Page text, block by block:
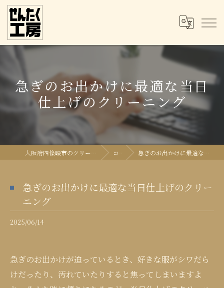
急ぎのお出かけに最適な当日
仕上げのクリーニング
大阪府四條畷市のクリーニングならせんたく工房 コラム 急ぎのお出かけに最適な当日仕上げのクリーニング
急ぎのお出かけに最適な当日仕上げのクリー
ニング
2025/06/14
急ぎのお出かけが迫っているとき、好きな服がシワだら
けだったり、汚れていたりすると焦ってしまいますよ